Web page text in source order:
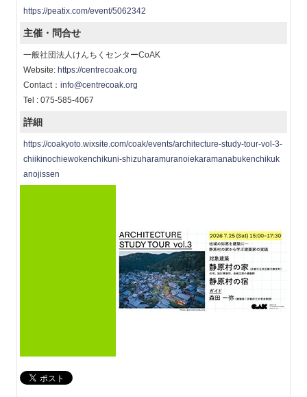
https://peatix.com/event/5062342
主催・問合せ
一般社団法人けんちくセンターCoAK
Website: https://centrecoak.org
Contact： info@centrecoak.org
Tel : 075-585-4067
詳細
https://coakyoto.wixsite.com/coak/events/architecture-study-tour-vol-3-
chiikinochiewokenchikuni-shizuharamuranoiekaramanabukenchikuk
anojissen